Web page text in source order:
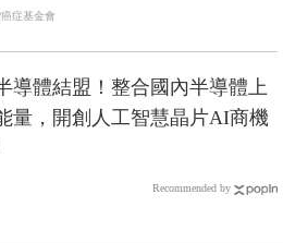
症基金會
導體結盟！整合國內半導體上
量，開創人工智慧晶片AI商機
Recommended by